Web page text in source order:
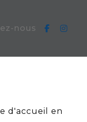
nous
d'accueil en